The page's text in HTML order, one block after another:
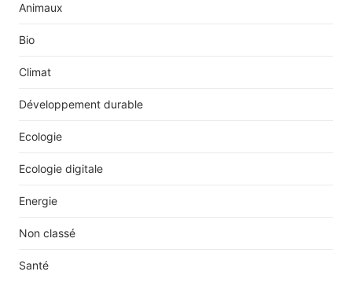
Animaux
Bio
Climat
Développement durable
Ecologie
Ecologie digitale
Energie
Non classé
Santé